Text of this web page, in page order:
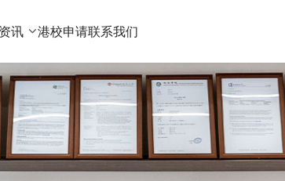
讯 港校申请联系我们